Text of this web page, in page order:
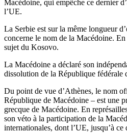
Macédoine, qui empêche ce dernier
l’UE.
La Serbie est sur la même longueur
concerne le nom de la Macédoine. En
sujet du Kosovo.
La Macédoine a déclaré son
dissolution de la République fédérale
Du point de vue d’Athènes, le nom
République de Macédoine – est une
grecque de Macédoine. En
son véto à la participation de la
internationales, dont l’UE, jusqu’à